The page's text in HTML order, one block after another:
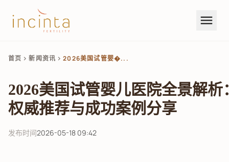
menu
首页 chevron_right新闻资讯 chevron_right2026美国试管婴�...
2026美国试管婴儿医院全景解析
权威推荐与成功案例分享
发布时间2026-05-18 09:42